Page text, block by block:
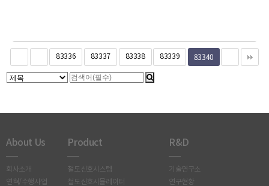
83336 83337 83338 83339 83340
About Us
회사소개
연혁/수행사업
Product
철도신호시스템
철도신호시뮬레이터
R&D
기술연구소
연구현황